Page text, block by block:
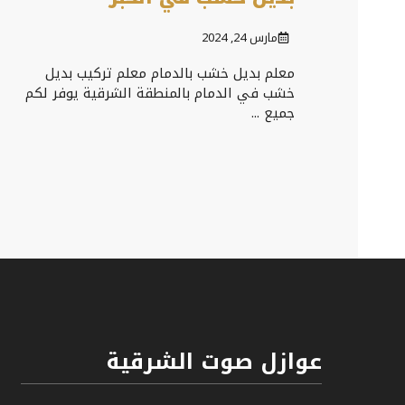
مارس 24, 2024
معلم بديل خشب بالدمام معلم تركيب بديل
خشب في الدمام بالمنطقة الشرقية يوفر لكم
جميع ...
عوازل صوت الشرقية